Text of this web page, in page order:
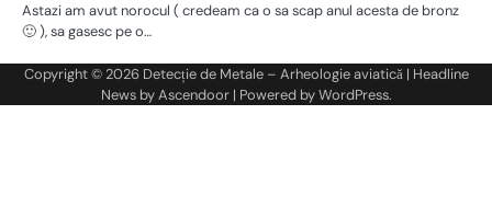
Astazi am avut norocul ( credeam ca o sa scap anul acesta de bronz
🙂 ), sa gasesc pe o…
Copyright © 2026 Detecție de Metale – Arheologie aviatică| Headline
News byAscendoor| Powered byWordPress.